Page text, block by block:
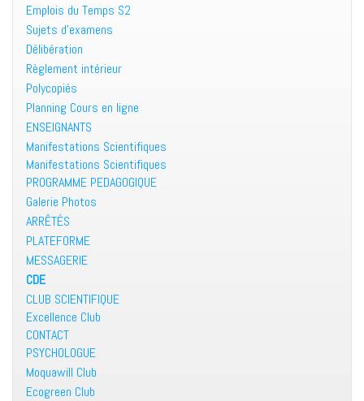
Emplois du Temps S2
Sujets d’examens
Délibération
Règlement intérieur
Polycopiés
Planning Cours en ligne
ENSEIGNANTS
Manifestations Scientifiques
Manifestations Scientifiques
PROGRAMME PEDAGOGIQUE
Galerie Photos
ARRÊTÉS
PLATEFORME
MESSAGERIE
CDE
CLUB SCIENTIFIQUE
Excellence Club
CONTACT
PSYCHOLOGUE
Moquawill Club
Ecogreen Club